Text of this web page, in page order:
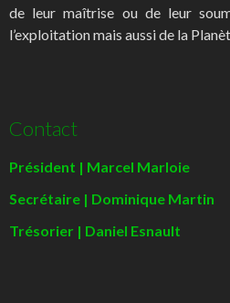
de leur maîtrise ou de leur
l’exploitation mais aussi de la
Contact
Président | Marcel Marloie
Secrétaire | Dominique Martin
Trésorier | Daniel Esnault